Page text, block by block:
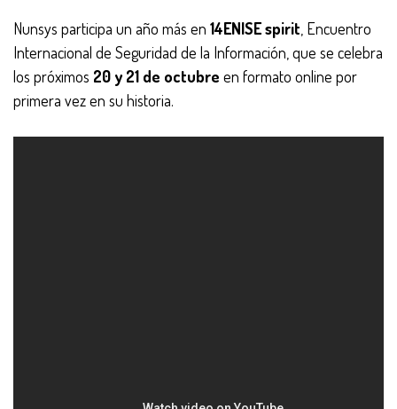
Nunsys participa un año más en 14ENISE spirit , Encuentro
Internacional de Seguridad de la Información, que se celebra
los próximos 20 y 21 de octubre en formato online por
primera vez en su historia.